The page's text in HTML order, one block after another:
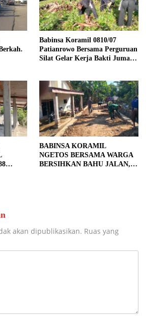
Babinsa Koramil 0810/07
Patianrowo Bersama Perguruan
Silat Gelar Kerja Bakti Jumat
BABINSA KORAMIL
NGETOS BERSAMA WARGA
BERSIHKAN BAHU JALAN,
akan dipublikasikan. Ruas yang